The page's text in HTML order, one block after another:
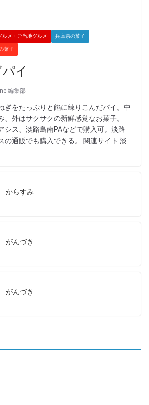
ルメ・ご当地グルメ 兵庫県の菓子
菓子
イ
編集部
ぎをたっぷりと餡に練りこんだパイ。中
、外はサクサクの新鮮感覚なお菓子。
シス、淡路島南PAなどで購入可。淡路
の通販でも購入できる。 関連サイト 淡
からすみ
がんづき
がんづき